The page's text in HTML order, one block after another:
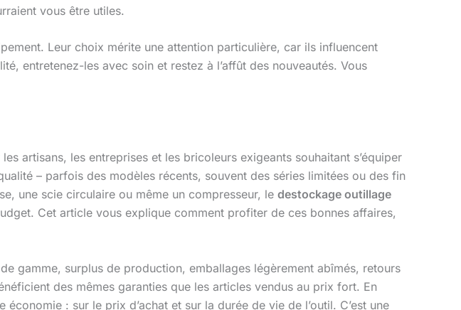
vous être utiles.
Leur choix mérite une attention particulière, car ils influencent
entretenez-les avec soin et restez à l’affût des nouveautés. Vous
artisans, les entreprises et les bricoleurs exigeants souhaitant s’équiper
– parfois des modèles récents, souvent des séries limitées ou des fin
une scie circulaire ou même un compresseur, le destockage outillage
Cet article vous explique comment profiter de ces bonnes affaires,
gamme, surplus de production, emballages légèrement abîmés, retours
des mêmes garanties que les articles vendus au prix fort. En
: sur le prix d’achat et sur la durée de vie de l’outil. C’est une